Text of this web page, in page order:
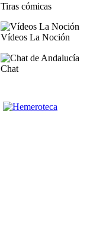
Tiras cómicas
Vídeos La Noción
Chat